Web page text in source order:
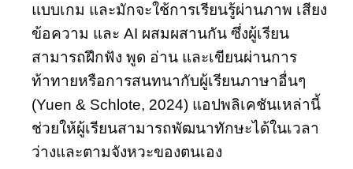
แบบเกม และมักจะใช้การเรียนรู้ผ่านภาพ เสียง
ข้อความ และ AI ผสมผสานกัน ซึ่งผู้เรียน
สามารถฝึกฟัง พูด อ่าน และเขียนผ่านการ
ท้าทายหรือการสนทนากับผู้เรียนภาษาอื่นๆ
(Yuen & Schlote, 2024) แอปพลิเคชันเหล่านี้
ช่วยให้ผู้เรียนสามารถพัฒนาทักษะได้ในเวลา
ว่างและตามจังหวะของตนเอง